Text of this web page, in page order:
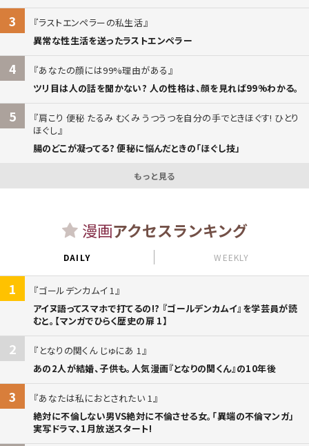
3
ラストエンペラーの私生活
異常な性生活を送ったラストエンペラー
4
あなたの顔には99%理由がある
ツリ目は人の話を聞かない? 人の性格は、顔を見れば99%わかる。
5
肩こり 便秘 たるみ むくみ うつうつを自分の手でときほぐす! ひとり
ほぐし
腸のどこが凝ってる? 便秘に悩んだときの「ほぐし技」
もっと見る
漫画アクセスランキング
DAILY WEEKLY
1
ゴールデンカムイ 1
アイヌ語ってスマホで打てるの!? 『ゴールデンカムイ』を学芸員が読
むと。【マンガでひらく歴史の扉 1】
2
となりの関くん じゅにあ 1
あの2人が結婚、子供も。人気漫画『となりの関くん』の10年後
3
あなたは私におとされたい 1
絶対に不倫しない男VS絶対に不倫させる女。「異端の不倫マンガ」
実写ドラマ、1月放送スタート!